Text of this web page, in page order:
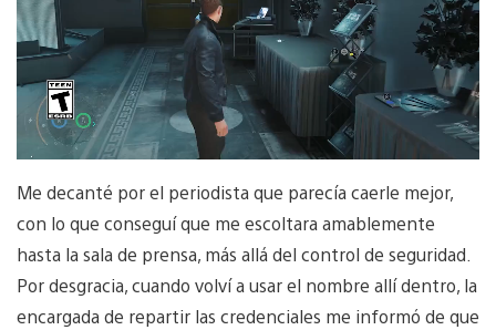
Me decanté por el periodista que parecía caerle mejor,
con lo que conseguí que me escoltara amablemente
hasta la sala de prensa, más allá del control de seguridad.
Por desgracia, cuando volví a usar el nombre allí dentro, la
encargada de repartir las credenciales me informó de que